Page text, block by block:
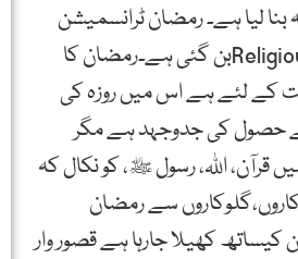
لیا ہے۔ رمضان ٹرانسمیشن
Religious Entertainmetبن گئی ہے۔رمضان کا
کے لئے ہے اس میں روزہ کی
حصول کی جدوجہد ہے مگر
قرآن، اللہ، رسول ﷺ، کو نکال کہ
سے رمضان
کیساتھ کھیلا جارہا ہے قصور وار